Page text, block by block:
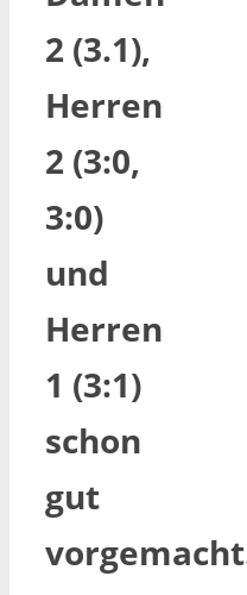
2 (3.1),
Herren
2 (3:0,
3:0)
und
Herren
1 (3:1)
schon
gut